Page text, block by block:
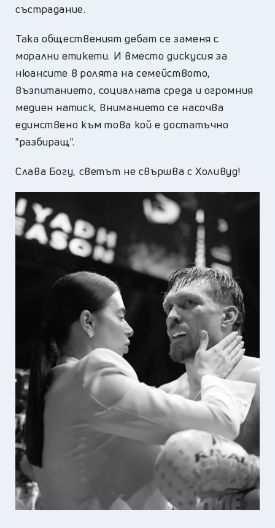
състрадание.
Така общественият дебат се заменя с
морални етикети. И вместо дискусия за
нюансите в ролята на семейството,
възпитанието, социалната среда и огромния
медиен натиск, вниманието се насочва
единствено към това кой е достатъчно
"разбиращ".
Слава Богу, светът не свършва с Холивуд!